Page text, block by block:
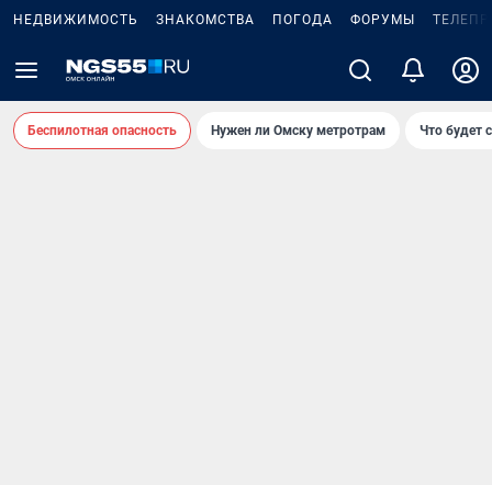
НЕДВИЖИМОСТЬ ЗНАКОМСТВА ПОГОДА ФОРУМЫ
Беспилотная опасность Нужен ли Омску метротрам Что будет